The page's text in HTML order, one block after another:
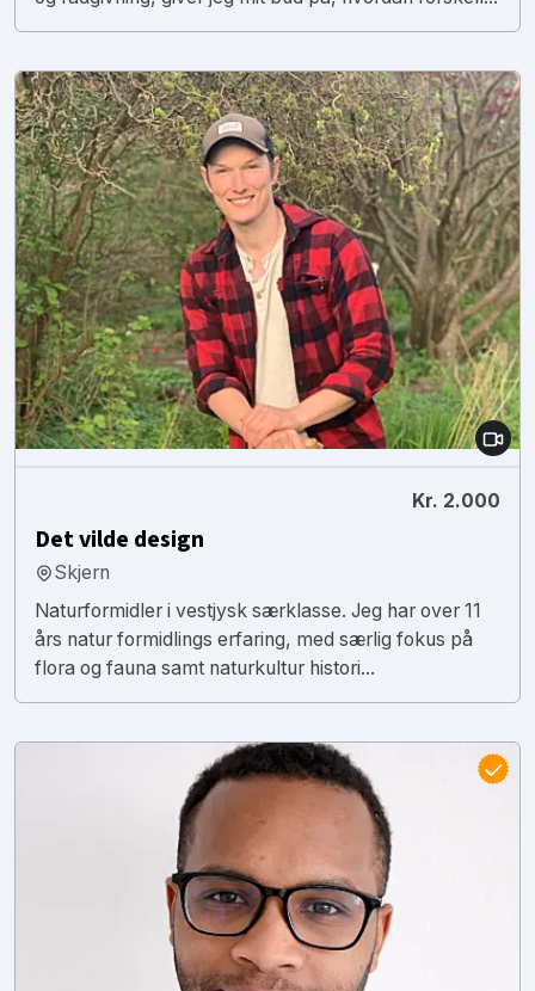
Kr. 2.000
Det vilde design
Skjern
Naturformidler i vestjysk særklasse. Jeg har over 11
års natur formidlings erfaring, med særlig fokus på
flora og fauna samt naturkultur histori...